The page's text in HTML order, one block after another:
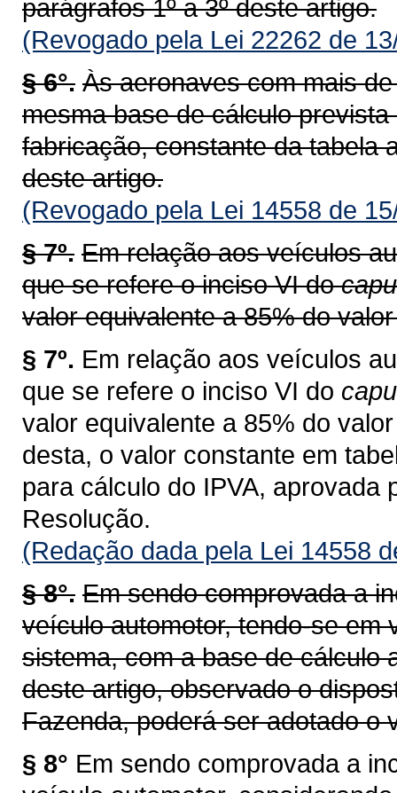
parágrafos 1º a 3º deste artigo.
(Revogado pela Lei 22262 de
§ 6°. Às aeronaves com mais
mesma base de cálculo
fabricação, constante da tabela
deste artigo.
(Revogado pela Lei 14558 de
§ 7º. Em relação aos veículos
que se refere o inciso VI do
valor equivalente a 85% do
§ 7º. Em relação aos veículos
que se refere o inciso VI do
valor equivalente a 85% do
desta, o valor constante em
para cálculo do IPVA, aprovada
Resolução.
(Redação dada pela Lei 14558
§ 8°. Em sendo comprovada a
veículo automotor, tendo-se em
sistema, com a base de
deste artigo, observado o
Fazenda, poderá ser adotado o
§ 8° Em sendo comprovada a